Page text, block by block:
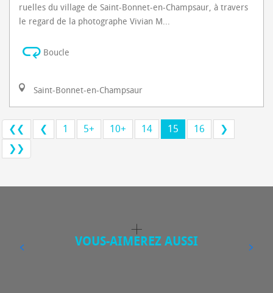
ruelles du village de Saint-Bonnet-en-Champsaur, à travers
le regard de la photographe Vivian M...
Boucle
Saint-Bonnet-en-Champsaur
❮❮ ❮ 1 5+ 10+ 14 15 16
❯
❯❯
VOUS-AIMEREZ AUSSI